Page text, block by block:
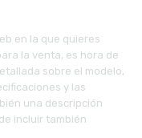
en la que quieres
la venta, es hora de
sobre el modelo,
y las
una descripción
incluir también